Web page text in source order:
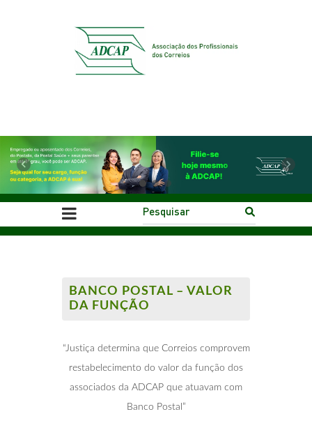
Previous Next
BANCO POSTAL – VALOR
DA FUNÇÃO
“Justiça determina que Correios comprovem
restabelecimento do valor da função dos
associados da ADCAP que atuavam com
Banco Postal”